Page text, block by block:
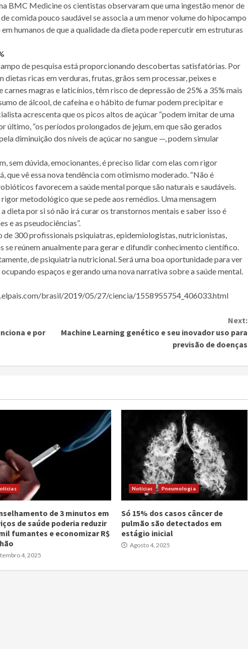
BMC Medicine os cientistas observaram que uma ingestão menor de
comida pouco saudável se associa a um menor volume do hipocampo
humanos de que a qualidade da dieta pode repercutir em estruturas
de pesquisa está proporcionando descobertas satisfatórias. Por
dietas ricas em verduras, frutas, grãos sem processar, peixes e
magras e laticínios, têm risco de depressão de 25% a 35% mais
de álcool, de cafeína e o hábito de fumar podem precipitar e
acrescenta que os picos altos de açúcar “podem imitar de uma
último, “os períodos prolongados de jejum, em que são gerados
diminuição dos níveis de açúcar no sangue —, podem simular
sem dúvida, emocionantes, é preciso lidar com elas com rigor
que vê essa nova tendência com otimismo moderado. “Não é
favorecem a saúde mental porque são naturais e saudáveis.
metodológico que se pede aos remédios. Uma mensagem
dieta por si só não irá curar os transtornos mentais e saber isso é
e as pseudociências”.
de 300 profissionais psiquiatras, epidemiologistas, nutricionistas,
se reúnem anualmente para gerar e difundir conhecimento científico.
de psiquiatria nutricional. Será uma boa oportunidade para ver
espaços e gerando uma nova narrativa sobre a saúde mental.
brasil/2019/05/27/ciencia/1558955754_406033.html
e por
Next:
Machine Learning genético e seu inovador uso para
previsão de doenças
de 3 minutos em
de saúde poderia reduzir
fumantes e economizar R$
4, 2025
Notícias Pneumologia
Só 15% dos casos câncer de
pulmão são detectados em
estágio inicial
Agosto 4, 2025